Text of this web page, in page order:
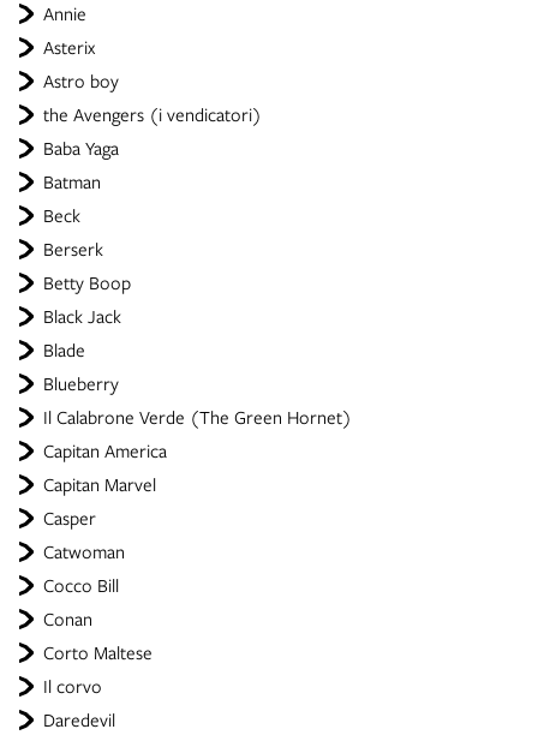
Annie
Asterix
Astro boy
the Avengers (i vendicatori)
Baba Yaga
Batman
Beck
Berserk
Betty Boop
Black Jack
Blade
Blueberry
Il Calabrone Verde (The Green Hornet)
Capitan America
Capitan Marvel
Casper
Catwoman
Cocco Bill
Conan
Corto Maltese
Il corvo
Daredevil